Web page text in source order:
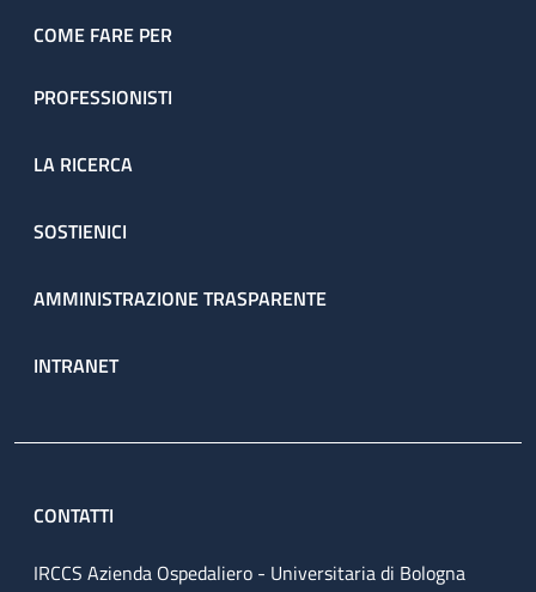
COME FARE PER
PROFESSIONISTI
LA RICERCA
SOSTIENICI
AMMINISTRAZIONE TRASPARENTE
INTRANET
CONTATTI
IRCCS Azienda Ospedaliero - Universitaria di Bologna